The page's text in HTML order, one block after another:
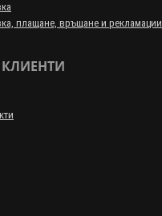
плащане, връщане и рекламации